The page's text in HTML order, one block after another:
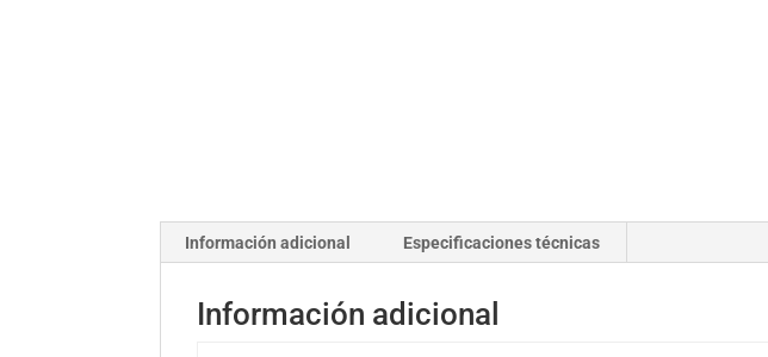
Información adicional Especificaciones técnicas
Información adicional